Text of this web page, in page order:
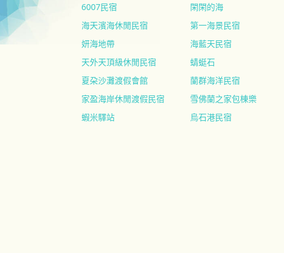
6007民宿
閑閑的海
海天濱海休閒民宿
第一海景民宿
妍海地帶
海藍天民宿
天外天頂級休閒民宿
蜻蜓石
夏朶沙灘渡假會館
蘭群海洋民宿
家盈海岸休閒渡假民宿
雪佛蘭之家包棟樂
蝦米驛站
烏石港民宿